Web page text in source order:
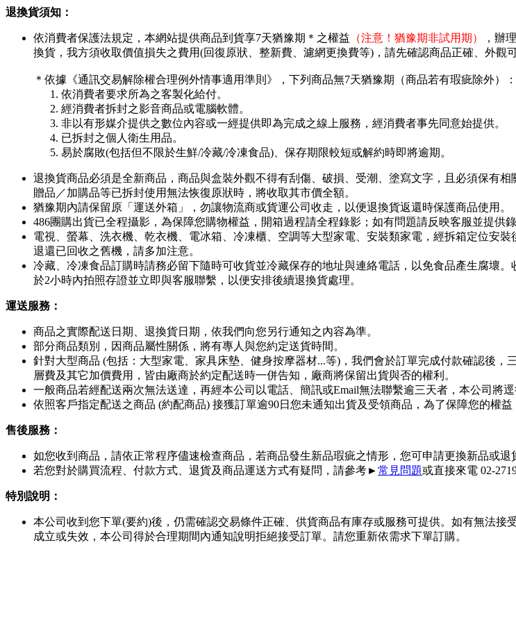
退換貨須知：
依消費者保護法規定，本網站提供商品到貨享7天猶豫期＊之權益 （注意！猶豫期非試用期）
，辦
換貨，我方須收取價值損失之費用(回復原狀、整新費、濾網更換費等)，請先確認商品正確、外觀
＊依據《通訊交易解除權合理例外情事適用準則》，下列商品無7天猶豫期（商品若有瑕疵除外）：
依消費者要求所為之客製化給付。
經消費者拆封之影音商品或電腦軟體。
非以有形媒介提供之數位內容或一經提供即為完成之線上服務，經消費者事先同意始提供。
已拆封之個人衛生用品。
易於腐敗(包括但不限於生鮮/冷藏/冷凍食品)、保存期限較短或解約時即將逾期。
退換貨商品必須是全新商品，商品與盒裝外觀不得有刮傷、破損、受潮、塗寫文字，且必須保有
贈品／加購品等已拆封使用無法恢復原狀時，將收取其市價全額。
猶豫期內請保留原「運送外箱」，勿讓物流商或貨運公司收走，以便退換貨返還時保護商品使用。
486團購出貨已全程攝影，為保障您購物權益，開箱過程請全程錄影；如有問題請反映客服並提供
電視、螢幕、洗衣機、乾衣機、電冰箱、冷凍櫃、空調等大型家電、安裝類家電，經拆箱定位安
退還已回收之舊機，請多加注意。
冷藏、冷凍食品訂購時請務必留下隨時可收貨並冷藏保存的地址與連絡電話，以免食品產生腐壞
於2小時內拍照存證並立即與客服聯繫，以便安排後續退換貨處理。
運送服務：
商品之實際配送日期、退換貨日期，依我們向您另行通知之內容為準。
部分商品類別，因商品屬性關係，將有專人與您約定送貨時間。
針對大型商品 (包括：大型家電、家具床墊、健身按摩器材...等)，我們會於訂單完成付款確認後
層費及其它加價費用，皆由廠商於約定配送時一併告知，廠商將保留出貨與否的權利。
一般商品若經配送兩次無法送達，再經本公司以電話、簡訊或Email無法聯繫逾三天者，本公司將逕
依照客戶指定配送之商品 (約配商品) 接獲訂單逾90日您未通知出貨及受領商品，為了保障您的權
售後服務：
如您收到商品，請依正常程序儘速檢查商品，若商品發生新品瑕疵之情形，您可申請更換新品或
若您對於購買流程、付款方式、退貨及商品運送方式有疑問，請參考►常見問題或直接來電 02-
特別說明：
本公司收到您下單(要約)後，仍需確認交易條件正確、供貨商品有庫存或服務可提供。如有無法
成立或失效，本公司得於合理期間內通知說明拒絕接受訂單。請您重新依需求下單訂購。